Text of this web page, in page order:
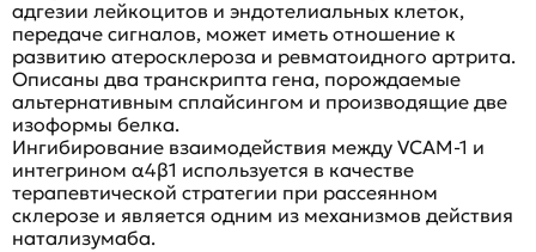
адгезии лейкоцитов и эндотелиальных клеток,
передаче сигналов, может иметь отношение к
развитию атеросклероза и ревматоидного артрита.
Описаны два транскрипта гена, порождаемые
альтернативным сплайсингом и производящие две
изоформы белка.
Ингибирование взаимодействия между VCAM-1 и
интегрином α4β1 используется в качестве
терапевтической стратегии при рассеянном
склерозе и является одним из механизмов действия
натализумаба.